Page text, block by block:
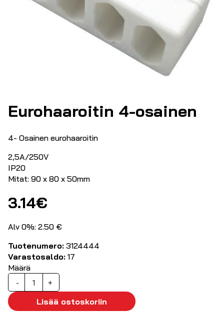
Eurohaaroitin 4-osainen
4- Osainen eurohaaroitin
2,5A/250V
IP20
Mitat: 90 x 80 x 50mm
3.14€
Alv 0%: 2.50 €
Tuotenumero: 3124444
Varastosaldo: 17
Määrä
-
Eurohaaroitin
4-
osainen
määrä
+
Lisää ostoskoriin